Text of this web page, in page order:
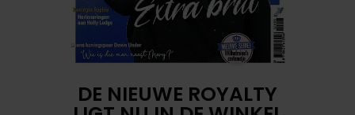
DE NIEUWE ROYALTY